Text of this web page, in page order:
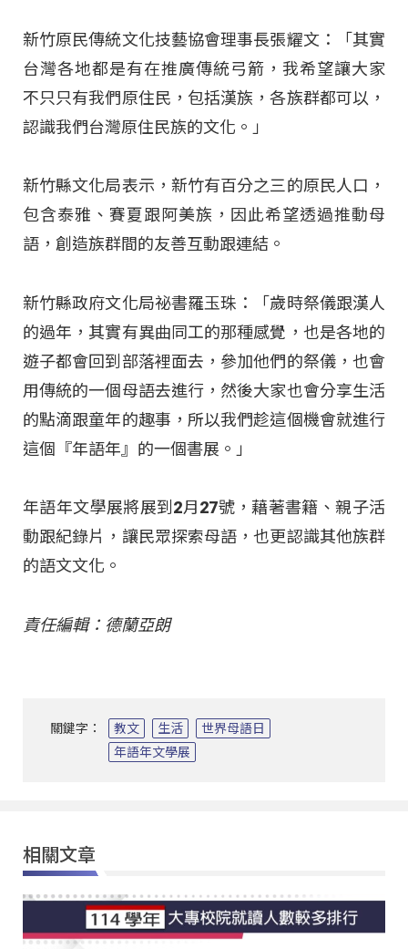
新竹原民傳統文化技藝協會理事長張耀文：「其實
台灣各地都是有在推廣傳統弓箭，我希望讓大家
不只只有我們原住民，包括漢族，各族群都可以，
認識我們台灣原住民族的文化。」
新竹縣文化局表示，新竹有百分之三的原民人口，
包含泰雅、賽夏跟阿美族，因此希望透過推動母
語，創造族群間的友善互動跟連結。
新竹縣政府文化局祕書羅玉珠：「歲時祭儀跟漢人
的過年，其實有異曲同工的那種感覺，也是各地的
遊子都會回到部落裡面去，參加他們的祭儀，也會
用傳統的一個母語去進行，然後大家也會分享生活
的點滴跟童年的趣事，所以我們趁這個機會就進行
這個『年語年』的一個書展。」
年語年文學展將展到2月27號，藉著書籍、親子活
動跟紀錄片，讓民眾探索母語，也更認識其他族群
的語文文化。
責任編輯：德蘭亞朗
關鍵字： 教文 生活
世界母語日
年語年文學展
相關文章